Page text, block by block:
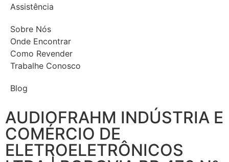
Assistência
Sobre Nós
Onde Encontrar
Como Revender
Trabalhe Conosco
Blog
AUDIOFRAHM INDÚSTRIA E
COMÉRCIO DE
ELETROELETRÔNICOS